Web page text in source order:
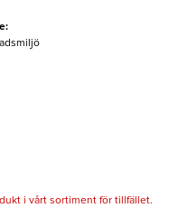
i vårt sortiment för tillfället.